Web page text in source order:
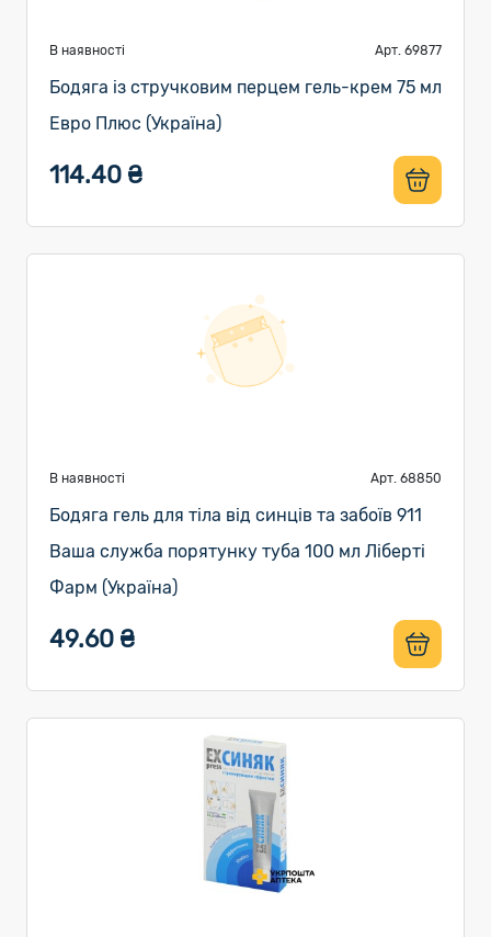
В наявності Арт. 69877
Бодяга із стручковим перцем гель-крем 75 мл
Евро Плюс (Україна)
114.40 ₴
В наявності Арт. 68850
Бодяга гель для тіла від синців та забоїв 911
Ваша служба порятунку туба 100 мл Ліберті
Фарм (Україна)
49.60 ₴